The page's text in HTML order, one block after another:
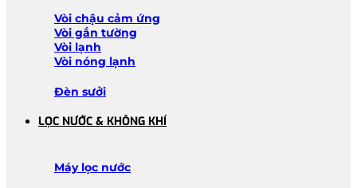
Vòi chậu cảm ứng
Vòi gắn tường
Vòi lạnh
Vòi nóng lạnh
Đèn sưởi
LỌC NƯỚC & KHÔNG KHÍ
Máy lọc nước